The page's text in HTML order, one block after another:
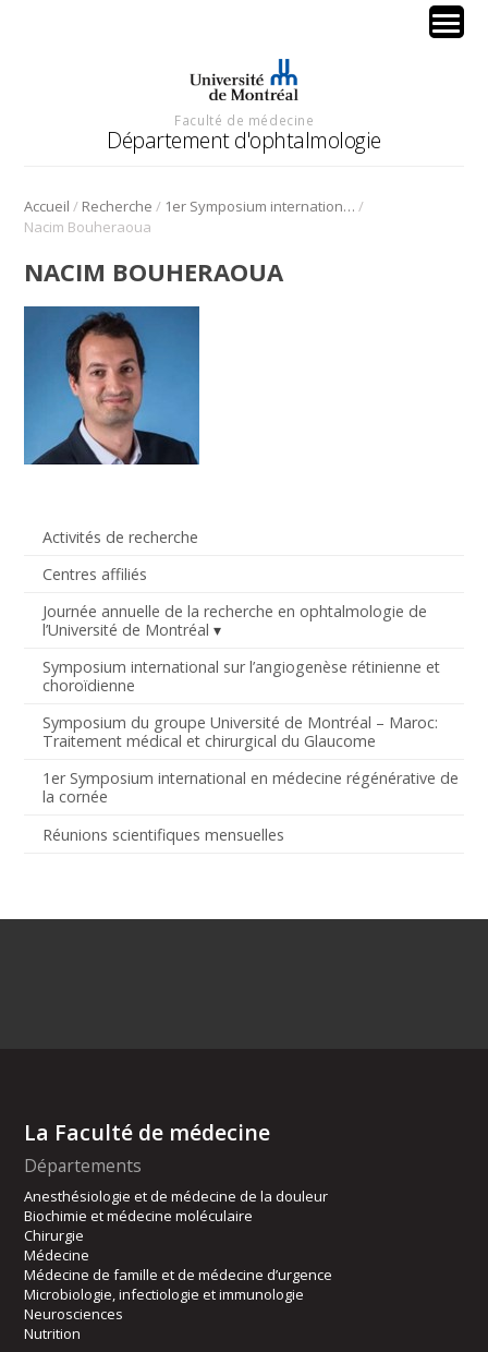
Faculté de médecine
Département d'ophtalmologie
Accueil / Recherche / 1er Symposium international en médecine régénérative de la cornée /
Nacim Bouheraoua
Activités de recherche
Centres affiliés
Journée annuelle de la recherche en ophtalmologie de
l’Université de Montréal
Symposium international sur l’angiogenèse rétinienne et
choroïdienne
Symposium du groupe Université de Montréal – Maroc:
Traitement médical et chirurgical du Glaucome
1er Symposium international en médecine régénérative de
la cornée
Réunions scientifiques mensuelles
NACIM BOUHERAOUA
La Faculté de médecine
Départements
Anesthésiologie et de médecine de la douleur
Biochimie et médecine moléculaire
Chirurgie
Médecine
Médecine de famille et de médecine d’urgence
Microbiologie, infectiologie et immunologie
Neurosciences
Nutrition